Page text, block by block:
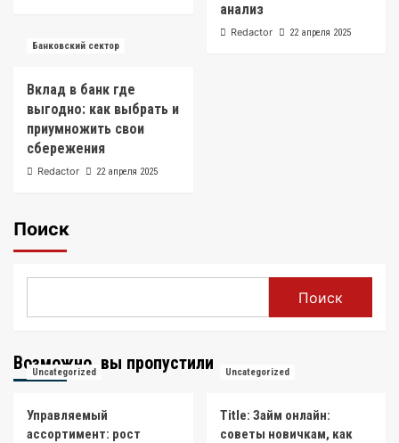
анализ
Redactor
22 апреля 2025
Банковский сектор
Вклад в банк где
выгодно: как выбрать и
приумножить свои
сбережения
Redactor 22 апреля 2025
Поиск
Поиск
Возможно, вы пропустили
Uncategorized
Управляемый
ассортимент: рост
Uncategorized
Title: Займ онлайн:
советы новичкам, как